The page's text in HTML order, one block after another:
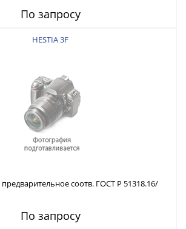
По запросу
HESTIA 3F
соотв. ГОСТ Р 51318.16/
По запросу